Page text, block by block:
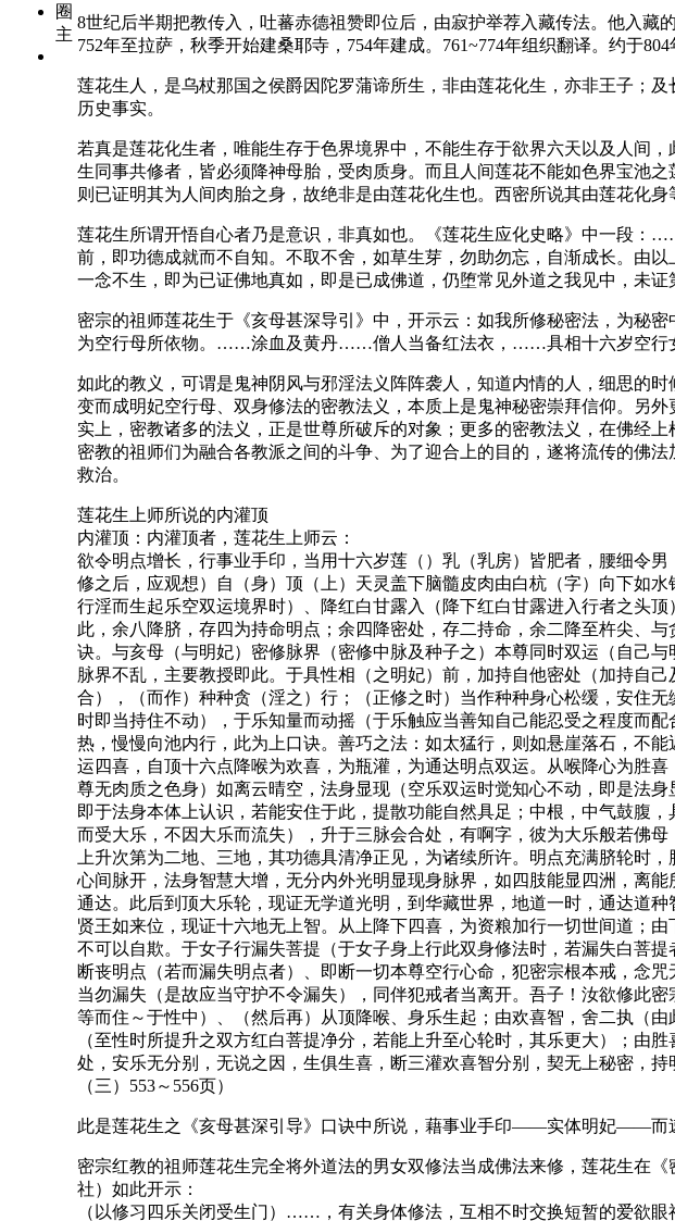
圈
主
8世纪后半期把教传入，吐蕃赤德祖赞即位后，由寂护举荐入藏传法。他入藏
752年至拉萨，秋季开始建桑耶寺，754年建成。761~774年组织翻译。约于
莲花生人，是乌杖那国之侯爵因陀罗蒲谛所生，非由莲花化生，亦非王子；
历史事实。
若真是莲花化生者，唯能生存于色界境界中，不能生存于欲界六天以及人间
生同事共修者，皆必须降神母胎，受肉质身。而且人间莲花不能如色界宝池
则已证明其为人间肉胎之身，故绝非是由莲花化生也。西密所说其由莲花化身
莲花生所谓开悟自心者乃是意识，非真如也。《莲花生应化史略》中一段：
前，即功德成就而不自知。不取不舍，如草生芽，勿助勿忘，自渐成长。
一念不生，即为已证佛地真如，即是已成佛道，仍堕常见外道之我见中，未
密宗的祖师莲花生于《亥母甚深导引》中，开示云：如我所修秘密法，为秘
为空行母所依物。……涂血及黄丹……僧人当备红法衣，……具相十六岁空行
如此的教义，可谓是鬼神阴风与邪淫法义阵阵袭人，知道内情的人，细思的
变而成明妃空行母、双身修法的密教法义，本质上是鬼神秘密崇拜信仰。另
实上，密教诸多的法义，正是世尊所破斥的对象；更多的密教法义，在佛经
密教的祖师们为融合各教派之间的斗争、为了迎合上的目的，遂将流传的佛
救治。
莲花生上师所说的内灌顶
内灌顶：内灌顶者，莲花生上师云：
欲令明点增长，行事业手印，当用十六岁莲（）乳（乳房）皆肥者，腰细令
修之后，应观想）自（身）顶（上）天灵盖下脑髓皮肉由白杭（字）向下如
行淫而生起乐空双运境界时）、降红白甘露入（降下红白甘露进入行者之头
此，余八降脐，存四为持命明点；余四降密处，存二持命，余二降至杵尖、
诀。与亥母（与明妃）密修脉界（密修中脉及种子之）本尊同时双运（自己
脉界不乱，主要教授即此。于具性相（之明妃）前，加持自他密处（加持自
合），（而作）种种贪（淫之）行；（正修之时）当作种种身心松缓，安住
时即当持住不动），于乐知量而动摇（于乐触应当善知自己能忍受之程度而
热，慢慢向池内行，此为上口诀。善巧之法：如太猛行，则如悬崖落石，不
运四喜，自顶十六点降喉为欢喜，为瓶灌，为通达明点双运。从喉降心为胜
尊无肉质之色身）如离云晴空，法身显现（空乐双运时觉知心不动，即是法
即于法身本体上认识，若能安住于此，提散功能自然具足；中根，中气鼓腹
而受大乐，不因大乐而流失），升于三脉会合处，有啊字，彼为大乐般若佛
上升次第为二地、三地，其功德具清净正见，为诸续所许。明点充满脐轮时
心间脉开，法身智慧大增，无分内外光明显现身脉界，如四肢能显四洲，离
通达。此后到顶大乐轮，现证无学道光明，到华藏世界，地道一时，通达道
贤王如来位，现证十六地无上智。从上降下四喜，为资粮加行一切世间道；
不可以自欺。于女子行漏失菩提（于女子身上行此双身修法时，若漏失白菩
断丧明点（若而漏失明点者）、即断一切本尊空行心命，犯密宗根本戒，念
当勿漏失（是故应当守护不令漏失），同伴犯戒者当离开。吾子！汝欲修此
等而住～于性中）、（然后再）从顶降喉、身乐生起；由欢喜智，舍二执（
（至性时所提升之双方红白菩提净分，若能上升至心轮时，其乐更大）；由
处，安乐无分别，无说之因，生俱生喜，断三灌欢喜智分别，契无上秘密，
（三）553～556页）
此是莲花生之《亥母甚深引导》口诀中所说，藉事业手印——实体明妃——而
密宗红教的祖师莲花生完全将外道法的男女双修法当成佛法来修，莲花生在
社）如此开示：
（以修习四乐关闭受生门）……，有关身体修法，互相不时交换短暂的爱欲